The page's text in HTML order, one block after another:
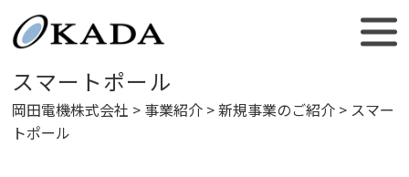
スマートポール
岡田電機株式会社 > 事業紹介 >新規事業のご紹介 > スマー
トポール